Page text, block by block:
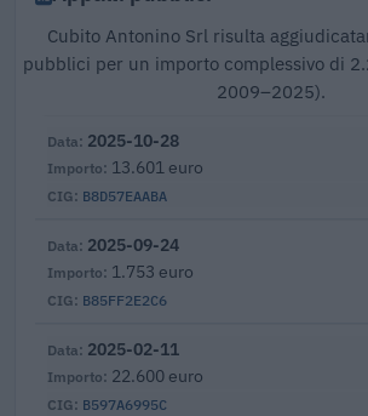
Cubito Antonino Srl risulta
pubblici per un importo complessivo di
2009–2025).
B8D57EAABA
2025-10-28
13.601 euro
B85FF2E2C6
2025-09-24
1.753 euro
B597A6995C
2025-02-11
22.600 euro